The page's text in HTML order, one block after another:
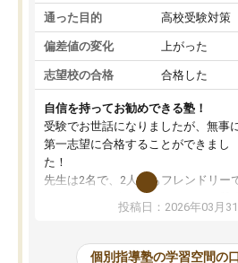
通った目的 高校受験対策
偏差値の変化 上がった
志望校の合格 合格した
自信を持ってお勧めできる塾！
受験でお世話になりましたが、無事
第一志望に合格することができまし
た！
先生は2名で、2人ともフレンドリー
優しいです！分からないところも質問
しやすく、苦手分野をしっかり克服
季節ごとの春季・夏季・冬季講習は
投稿日：2026年03月31
個別指導塾の学習空間の